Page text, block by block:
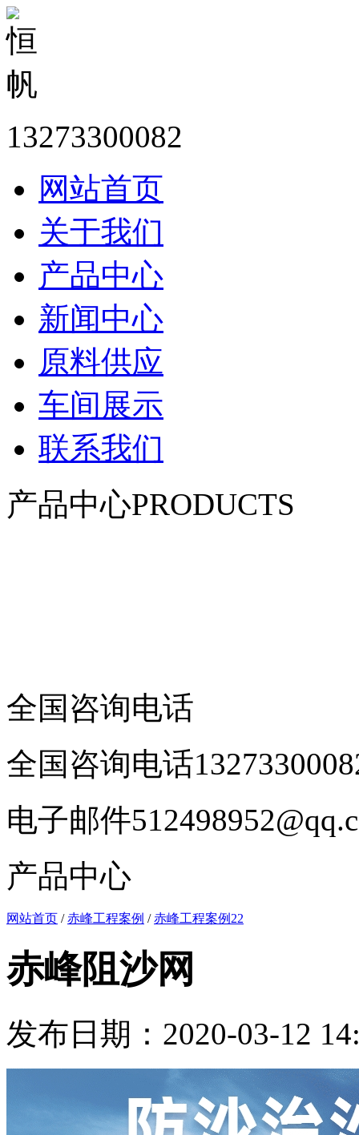
13273300082
网站首页
关于我们
产品中心
新闻中心
原料供应
车间展示
联系我们
产品中心PRODUCTS
全国咨询电话
全国咨询电话
电子邮件
产品中心
网站首页 /赤峰工程案例 /赤峰工程案例22
赤峰阻沙网
发布日期：2020-03-12